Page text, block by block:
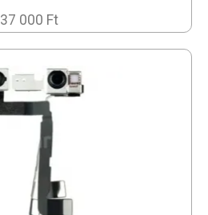
37 000 Ft